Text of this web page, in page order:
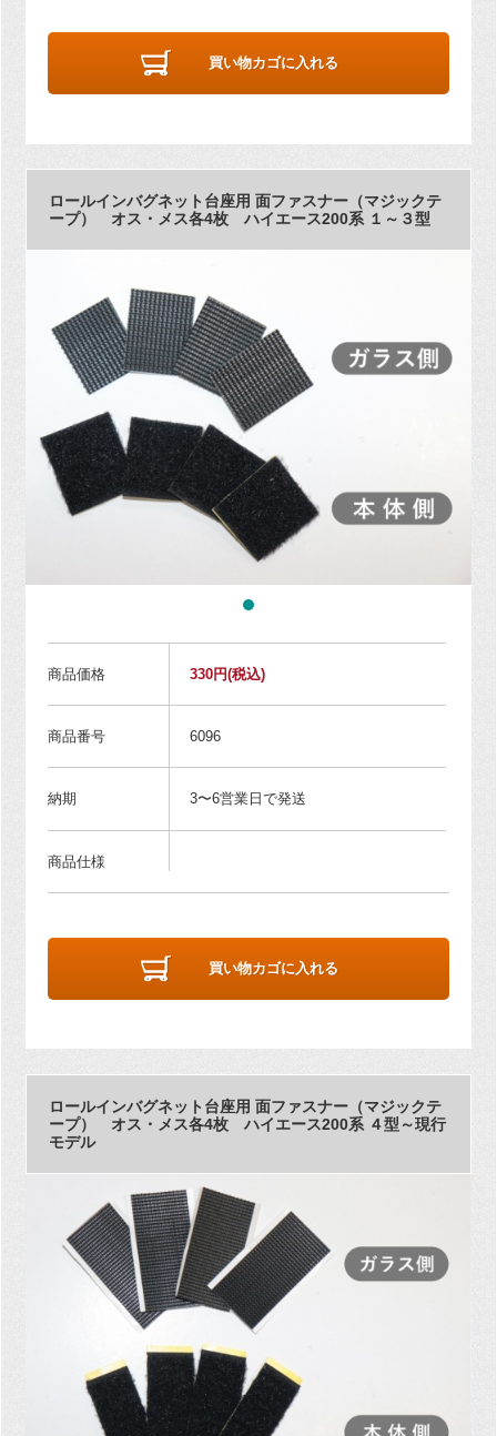
買い物カゴに入れる
ロールインバグネット台座用 面ファスナー（マジックテ
ープ） オス・メス各4枚 ハイエース200系 １～３型
商品価格 330円(税込)
商品番号 6096
納期 3〜6営業日で発送
商品仕様
買い物カゴに入れる
ロールインバグネット台座用 面ファスナー（マジックテ
ープ） オス・メス各4枚 ハイエース200系 ４型～現行
モデル